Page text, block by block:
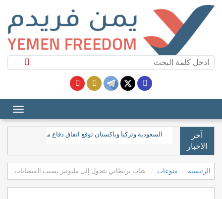
آخر
الاخبار
السعودية وتركيا وباكستان توقع اتفاق دفاع مشترك
الرئيسية منوعات شاب بريطاني يتحول إلى مليونير بسبب الفيضانات